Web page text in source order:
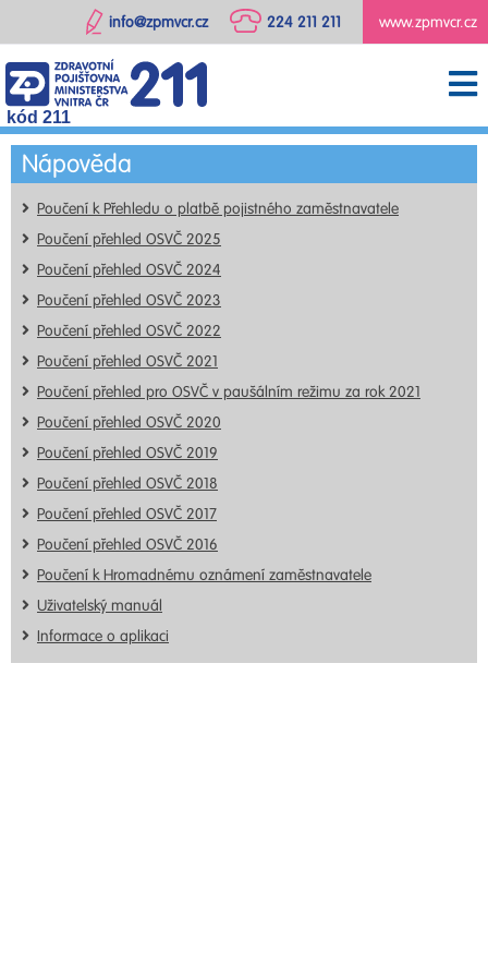
www.zpmvcr.cz
224 211 211
info@zpmvcr.cz
kód 211
Nápověda
Poučení k Přehledu o platbě pojistného zaměstnavatele
Poučení přehled OSVČ 2025
Poučení přehled OSVČ 2024
Poučení přehled OSVČ 2023
Poučení přehled OSVČ 2022
Poučení přehled OSVČ 2021
Poučení přehled pro OSVČ v paušálním režimu za rok 2021
Poučení přehled OSVČ 2020
Poučení přehled OSVČ 2019
Poučení přehled OSVČ 2018
Poučení přehled OSVČ 2017
Poučení přehled OSVČ 2016
Poučení k Hromadnému oznámení zaměstnavatele
Uživatelský manuál
Informace o aplikaci